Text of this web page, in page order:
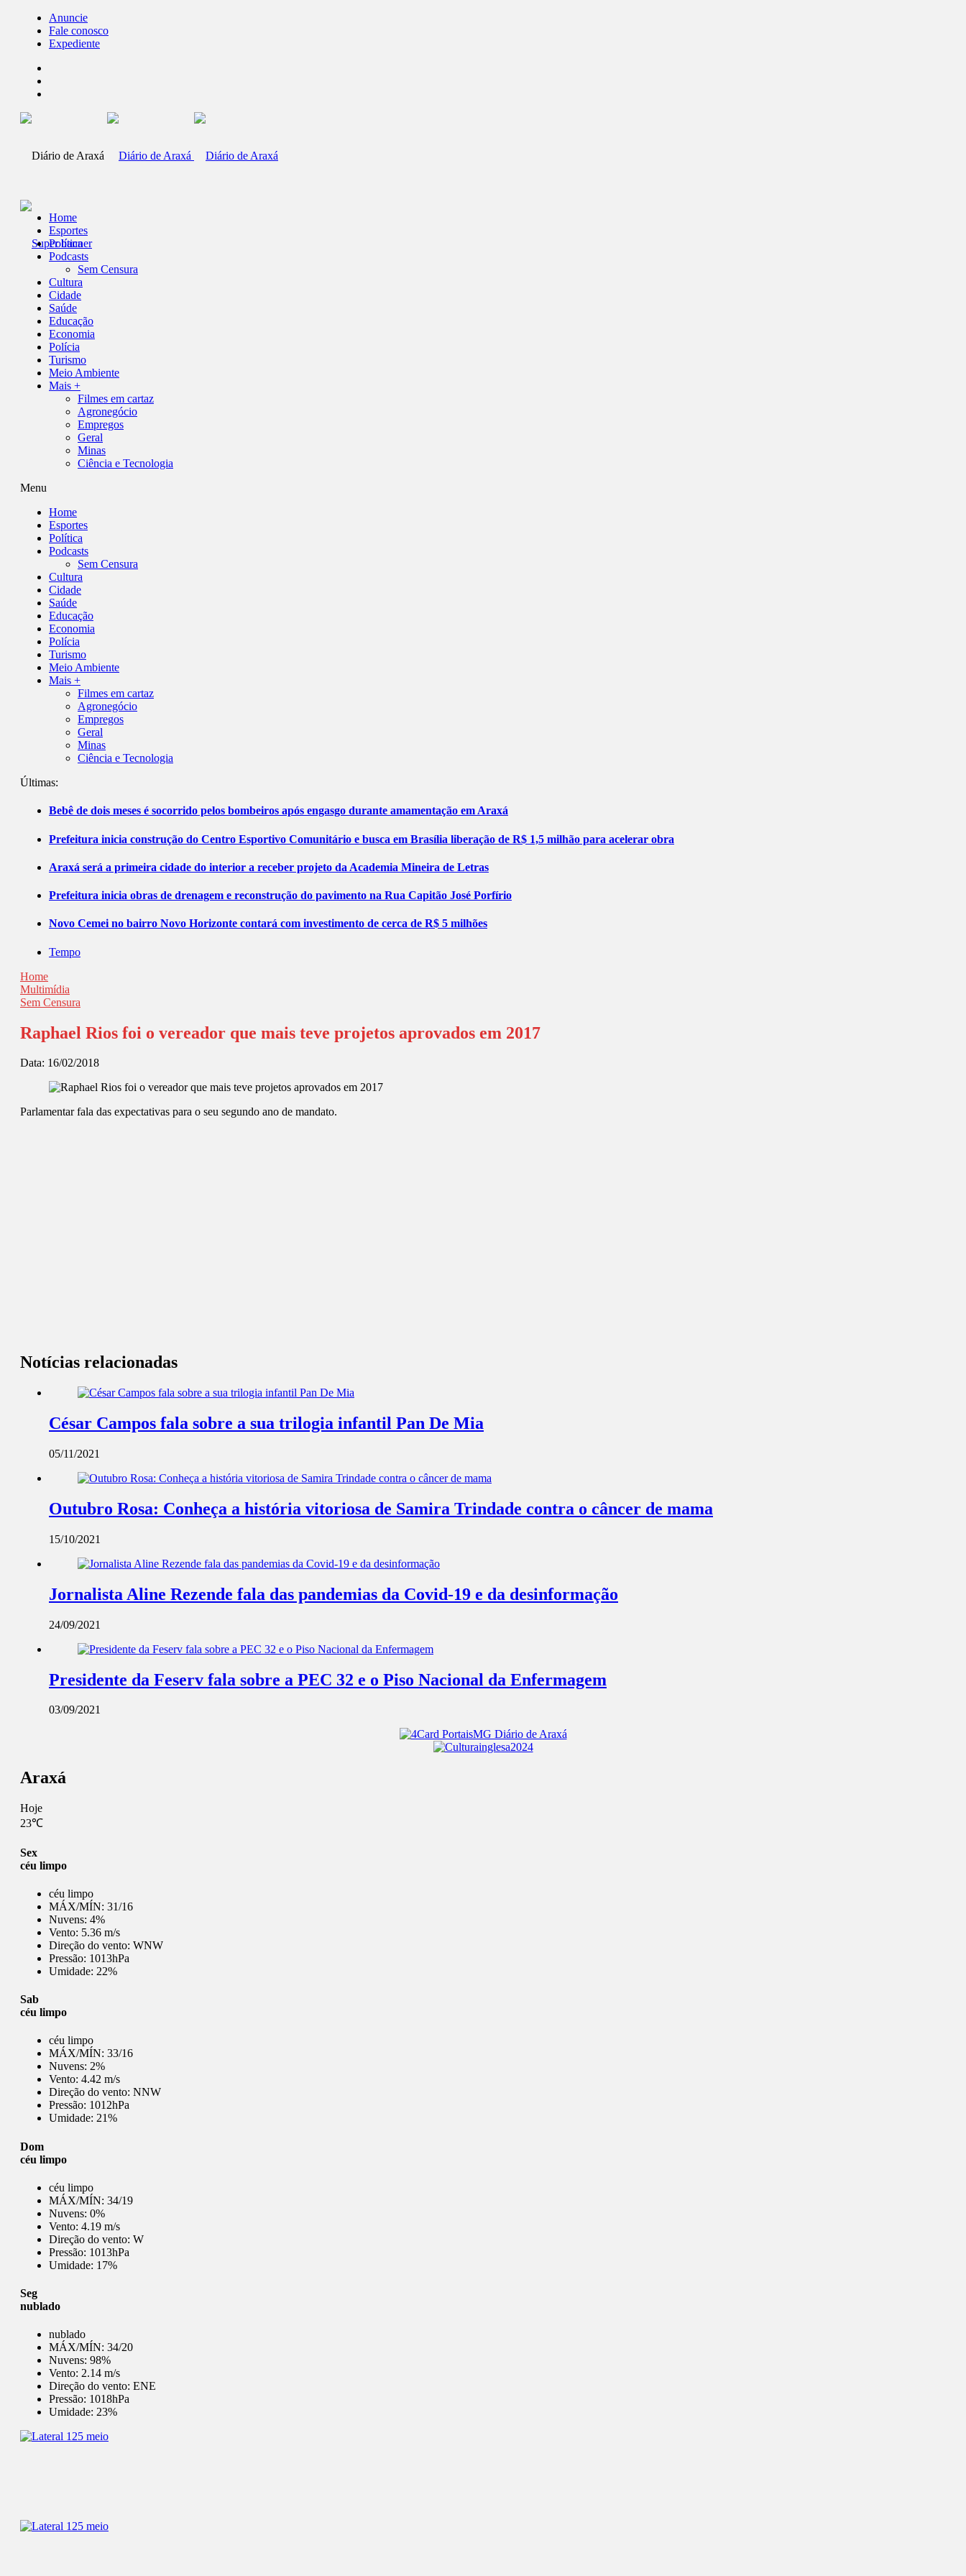
Anuncie
Fale conosco
Expediente
Home
Esportes
Política
Podcasts
Sem Censura
Cultura
Cidade
Saúde
Educação
Economia
Polícia
Turismo
Meio Ambiente
Mais +
Filmes em cartaz
Agronegócio
Empregos
Geral
Minas
Ciência e Tecnologia
Menu
Home
Esportes
Política
Podcasts
Sem Censura
Cultura
Cidade
Saúde
Educação
Economia
Polícia
Turismo
Meio Ambiente
Mais +
Filmes em cartaz
Agronegócio
Empregos
Geral
Minas
Ciência e Tecnologia
Últimas:
Bebê de dois meses é socorrido pelos bombeiros após engasgo durante amamentação em Araxá
Prefeitura inicia construção do Centro Esportivo Comunitário e busca em Brasília liberação de R$ 1,5 milhão para acelerar obra
Araxá será a primeira cidade do interior a receber projeto da Academia Mineira de Letras
Prefeitura inicia obras de drenagem e reconstrução do pavimento na Rua Capitão José Porfírio
Novo Cemei no bairro Novo Horizonte contará com investimento de cerca de R$ 5 milhões
Tempo
Home
Multimídia
Sem Censura
Raphael Rios foi o vereador que mais teve projetos aprovados em 2017
Data: 16/02/2018
Parlamentar fala das expectativas para o seu segundo ano de mandato.
Notícias relacionadas
César Campos fala sobre a sua trilogia infantil Pan De Mia
05/11/2021
Outubro Rosa: Conheça a história vitoriosa de Samira Trindade contra o câncer de mama
15/10/2021
Jornalista Aline Rezende fala das pandemias da Covid-19 e da desinformação
24/09/2021
Presidente da Feserv fala sobre a PEC 32 e o Piso Nacional da Enfermagem
03/09/2021
Araxá
Hoje
23℃
Sex
céu limpo
céu limpo
MÁX/MÍN: 31/16
Nuvens: 4%
Vento: 5.36 m/s
Direção do vento: WNW
Pressão: 1013hPa
Umidade: 22%
Sab
céu limpo
céu limpo
MÁX/MÍN: 33/16
Nuvens: 2%
Vento: 4.42 m/s
Direção do vento: NNW
Pressão: 1012hPa
Umidade: 21%
Dom
céu limpo
céu limpo
MÁX/MÍN: 34/19
Nuvens: 0%
Vento: 4.19 m/s
Direção do vento: W
Pressão: 1013hPa
Umidade: 17%
Seg
nublado
nublado
MÁX/MÍN: 34/20
Nuvens: 98%
Vento: 2.14 m/s
Direção do vento: ENE
Pressão: 1018hPa
Umidade: 23%